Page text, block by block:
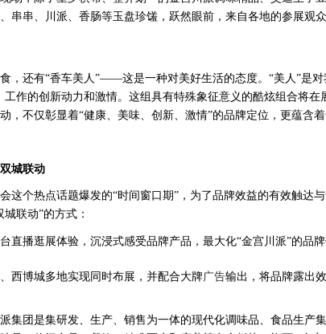
串串、川派、香肠等玉盘珍馐，跃然眼前，来自各地的参展观
，还有“香车美人”——这是一种对美好生活的态度。“美人”是
工作的创新动力和激情。这组具有特殊象征意义的酷炫组合将在
，不仅彰显着“健康、美味、创新、激情”的品牌定位，更蕴含
城联动
这个热点话题爆发的“时间窗口期”，为了品牌效益的有效触达
联动”的方式：
直播逛展体验，沉浸式感受品牌产品，最大化“金宫川派”的品牌
西博城多地实现同时布展，并配合大牌广告输出，将品牌露出效
集团是集研发、生产、销售为一体的现代化调味品、食品生产